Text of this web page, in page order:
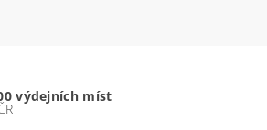
výdejních míst